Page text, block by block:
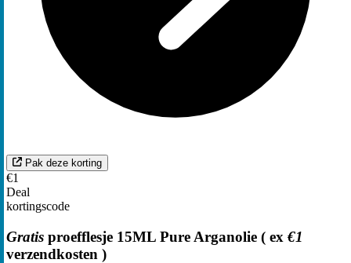
Pak deze korting
€1
Deal
kortingscode
Gratis proefflesje 15ML Pure Arganolie ( ex €1
verzendkosten )